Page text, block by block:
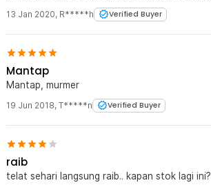
13 Jan 2020, R*****h Verified Buyer
Mantap
Mantap, murmer
19 Jun 2018, T*****n Verified Buyer
raib
telat sehari langsung raib.. kapan stok lagi ini?